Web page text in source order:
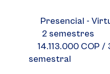
2 semestres
Presencial -
14.113.000 COP /
semestral